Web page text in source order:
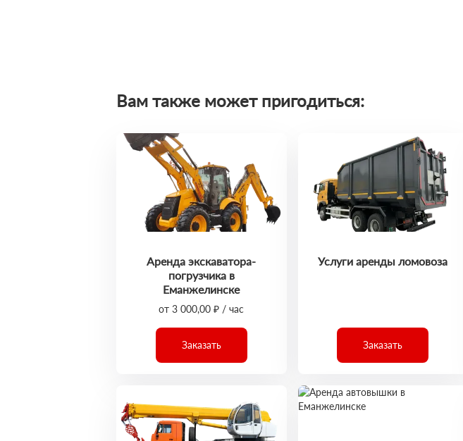
Вам также может пригодиться:
Аренда экскаватора-
погрузчика в
Еманжелинске
от 3 000,00 ₽ / час
Заказать
Услуги аренды ломовоза
Заказать